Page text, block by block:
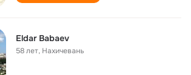
Eldar Babaev
58 лет, Нахичевань